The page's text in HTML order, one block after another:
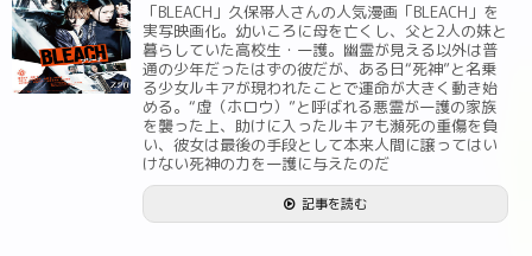
「BLEACH」久保帯人さんの人気漫画「BLEACH」を
実写映画化。幼いころに母を亡くし、父と2人の妹と
暮らしていた高校生・一護。幽霊が見える以外は普
通の少年だったはずの彼だが、ある日“死神”と名乗
る少女ルキアが現われたことで運命が大きく動き始
める。“虚（ホロウ）”と呼ばれる悪霊が一護の家族
を襲った上、助けに入ったルキアも瀕死の重傷を負
い、彼女は最後の手段として本来人間に譲ってはい
けない死神の力を一護に与えたのだ
記事を読む